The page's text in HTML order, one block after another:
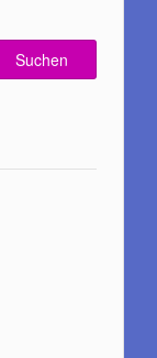
Suchen